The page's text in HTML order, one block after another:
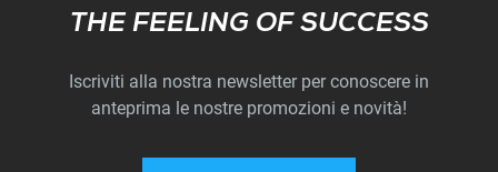
Subscribe
THE FEELING OF SUCCESS
Iscriviti alla nostra newsletter per conoscere in
anteprima le nostre promozioni e novità!